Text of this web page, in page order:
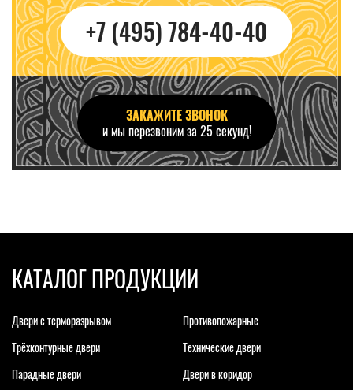
+7 (495) 784-40-40
ЗАКАЖИТЕ ЗВОНОК
и мы перезвоним за 25 секунд!
КАТАЛОГ ПРОДУКЦИИ
Двери с терморазрывом
Противопожарные
Трёхконтурные двери
Технические двери
Парадные двери
Двери в коридор